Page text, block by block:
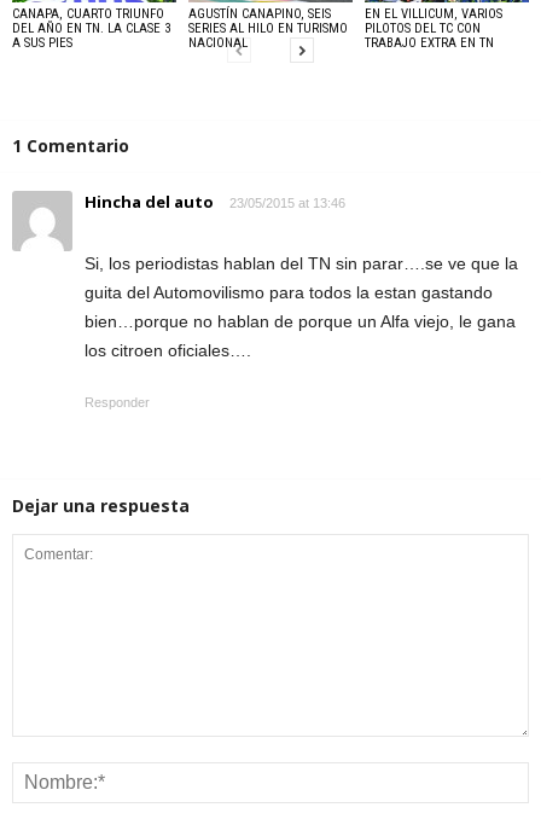
CANAPA, CUARTO TRIUNFO
DEL AÑO EN TN. LA CLASE 3
A SUS PIES
AGUSTÍN CANAPINO, SEIS
SERIES AL HILO EN TURISMO
NACIONAL
EN EL VILLICUM, VARIOS
PILOTOS DEL TC CON
TRABAJO EXTRA EN TN
1 Comentario
Hincha del auto 23/05/2015 at 13:46
Si, los periodistas hablan del TN sin parar….se ve que la
guita del Automovilismo para todos la estan gastando
bien…porque no hablan de porque un Alfa viejo, le gana
los citroen oficiales….
Responder
Dejar una respuesta